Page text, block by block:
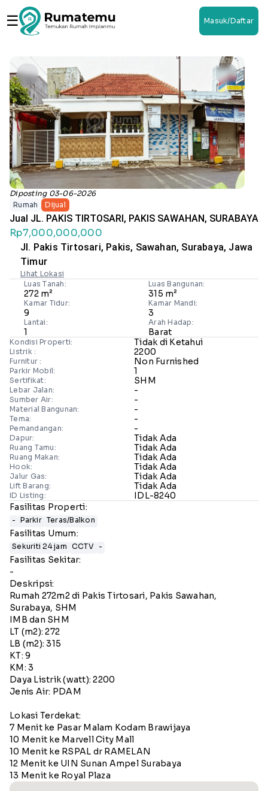
☰ Masuk/Daftar
Diposting 03-06-2026
Rumah
Dijual
Jual JL. PAKIS TIRTOSARI, PAKIS SAWAHAN, SURABAYA
Rp7,000,000,000
Jl. Pakis Tirtosari, Pakis, Sawahan, Surabaya, Jawa
Timur
Lihat Lokasi
Luas Tanah:
272 m²
Luas Bangunan:
315 m²
Kamar Tidur:
9
Kamar Mandi:
3
Lantai:
1
Arah Hadap:
Barat
Kondisi Properti: Tidak di Ketahui
Listrik : 2200
Furnitur : Non Furnished
Parkir Mobil: 1
Sertifikat: SHM
Lebar Jalan: -
Sumber Air: -
Material Bangunan: -
Tema: -
Pemandangan: -
Dapur: Tidak Ada
Ruang Tamu: Tidak Ada
Ruang Makan: Tidak Ada
Hook: Tidak Ada
Jalur Gas: Tidak Ada
Lift Barang: Tidak Ada
ID Listing:
IDL-8240
Fasilitas Properti:
- Parkir Teras/Balkon
Fasilitas Umum:
Sekuriti 24 jam CCTV -
Fasilitas Sekitar:
-
Deskripsi:
Rumah 272m2 di Pakis Tirtosari, Pakis Sawahan,
Surabaya, SHM
IMB dan SHM
LT (m2): 272
LB (m2): 315
KT: 9
KM: 3
Daya Listrik (watt): 2200
Jenis Air: PDAM
Lokasi Terdekat:
7 Menit ke Pasar Malam Kodam Brawijaya
10 Menit ke Marvell City Mall
10 Menit ke RSPAL dr RAMELAN
12 Menit ke UIN Sunan Ampel Surabaya
13 Menit ke Royal Plaza